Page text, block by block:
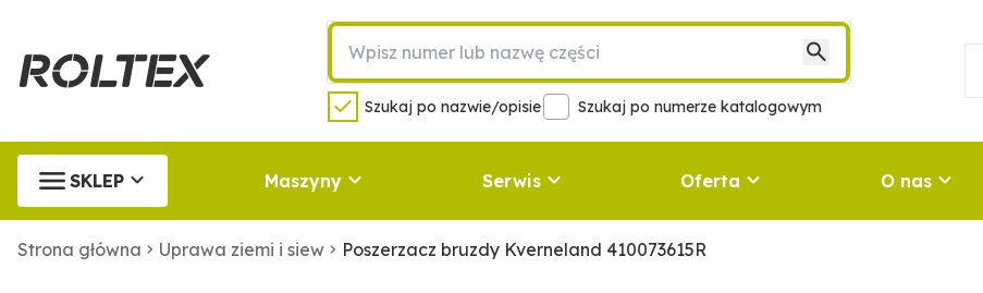
Szukaj po nazwie/opisie Szukaj po numerze katalogowym
SKLEP Maszyny Serwis Oferta O nas
Strona główna Uprawa ziemi i siew Poszerzacz bruzdy Kverneland 410073615R